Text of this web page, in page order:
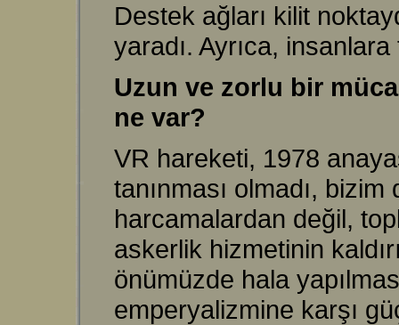
Destek ağları kilit
yaradı. Ayrıca,
Uzun ve zorlu bir
ne var?
VR hareketi, 1978
tanınması olmadı,
harcamalardan değil,
askerlik hizmetinin
önümüzde hala
emperyalizmine karşı